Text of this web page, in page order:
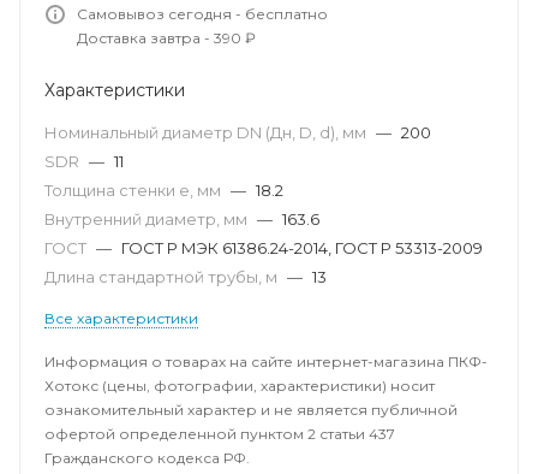
Самовывоз сегодня - бесплатно
Доставка завтра - 390 ₽
Характеристики
Номинальный диаметр DN (Дн, D, d), мм — 200
SDR — 11
Толщина стенки e, мм — 18.2
Внутренний диаметр, мм — 163.6
ГОСТ — ГОСТ Р МЭК 61386.24-2014, ГОСТ Р 53313-2009
Длина стандартной трубы, м — 13
Все характеристики
Информация о товарах на сайте интернет-магазина ПКФ-
Хотокс (цены, фотографии, характеристики) носит
ознакомительный характер и не является публичной
офертой определенной пунктом 2 статьи 437
Гражданского кодекса РФ.